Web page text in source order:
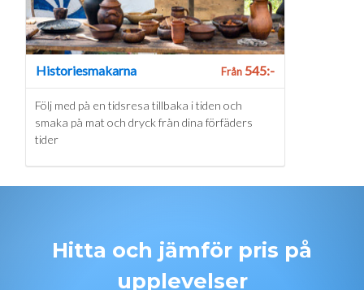
Historiesmakarna Från545:-
Följ med på en tidsresa tillbaka i tiden och
smaka på mat och dryck från dina förfäders
tider
Hitta och jämför pris på
upplevelser